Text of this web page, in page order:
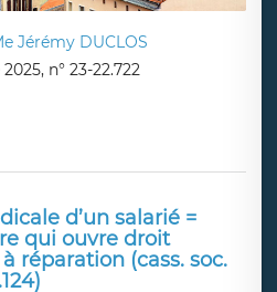
Jérémy DUCLOS
n° 23-22.722